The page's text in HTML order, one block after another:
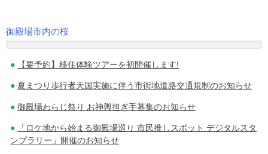
投
稿
ナ
ビ
ゲ
御殿場市内の桜
【要予約】移住体験ツアーを初開催します!
夏まつり歩行者天国実施に伴う市街地道路交通規制のお知らせ
御殿場わらじ祭り お神輿担ぎ手募集のお知らせ
「ロケ地から始まる御殿場巡り 市民推しスポット デジタルスタ
ンプラリー」開催のお知らせ